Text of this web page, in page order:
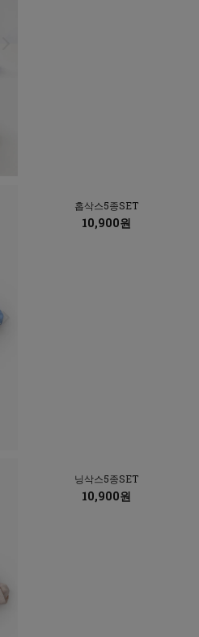
홉삭스5종SET
10,900원
닝삭스5종SET
10,900원